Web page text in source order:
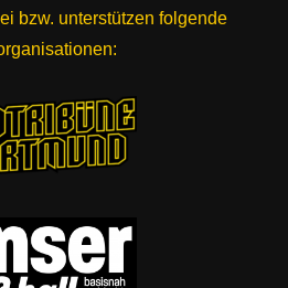
bzw. unterstützen folgende